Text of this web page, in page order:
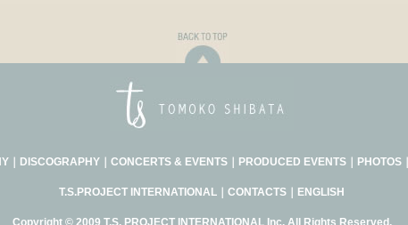
｜ DISCOGRAPHY｜ CONCERTS & EVENTS｜ PRODUCED EVENTS｜ PHOTOS｜
T.S.PROJECT INTERNATIONAL CONTACTS ENGLISH
Copyright © 2009 T.S. PROJECT INTERNATIONAL Inc. All Rights Reserved.